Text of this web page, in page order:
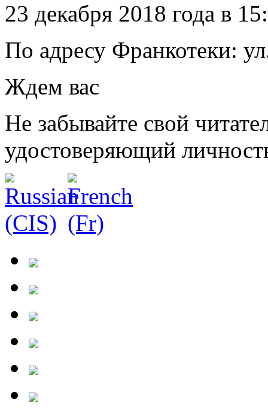
23 декабря 2018 года в
По адресу Франкотеки:
Ждем вас
Не забывайте свой
удостоверяющий